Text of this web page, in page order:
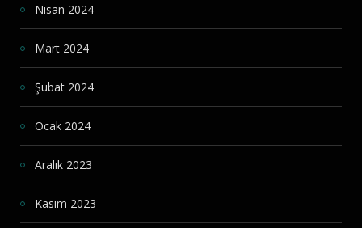
Nisan 2024
Mart 2024
Şubat 2024
Ocak 2024
Aralık 2023
Kasım 2023